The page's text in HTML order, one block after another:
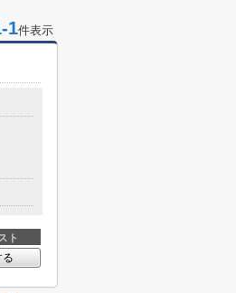
1件表示
ト
る